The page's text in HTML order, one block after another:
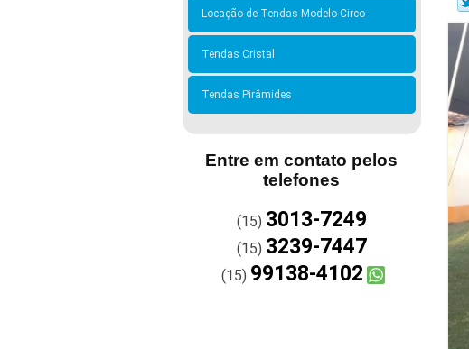
Locação de Tendas Modelo Circo
Tendas Cristal
Tendas Pirâmides
Entre em contato pelos
telefones
(15) 3013-7249
(15) 3239-7447
(15) 99138-4102